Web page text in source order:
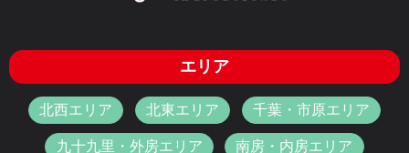
エリア
北西エリア 北東エリア 千葉・市原エリア
九十九里・外房エリア 南房・内房エリア